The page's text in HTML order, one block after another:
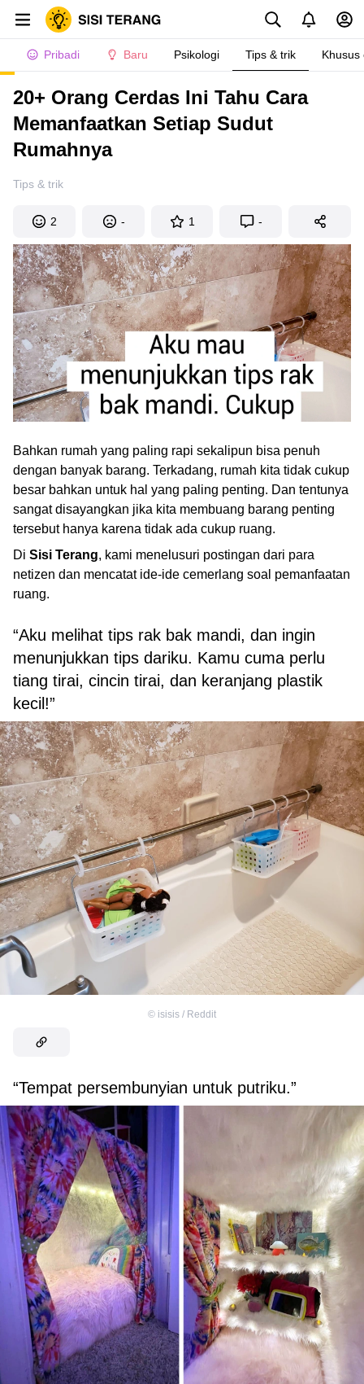
Pribadi Baru Psikologi Tips & trik Khusus
20+ Orang Cerdas Ini Tahu Cara
Memanfaatkan Setiap Sudut
Rumahnya
Tips & trik
2 - 1 -
Bahkan rumah yang paling rapi sekalipun bisa penuh
dengan banyak barang. Terkadang, rumah kita tidak cukup
besar bahkan untuk hal yang paling penting. Dan tentunya
sangat disayangkan jika kita membuang barang penting
tersebut hanya karena tidak ada cukup ruang.
Di Sisi Terang, kami menelusuri postingan dari para
netizen dan mencatat ide-ide cemerlang soal pemanfaatan
ruang.
“Aku melihat tips rak bak mandi, dan ingin
menunjukkan tips dariku. Kamu cuma perlu
tiang tirai, cincin tirai, dan keranjang plastik
kecil!”
© isisis / Reddit
“Tempat persembunyian untuk putriku.”